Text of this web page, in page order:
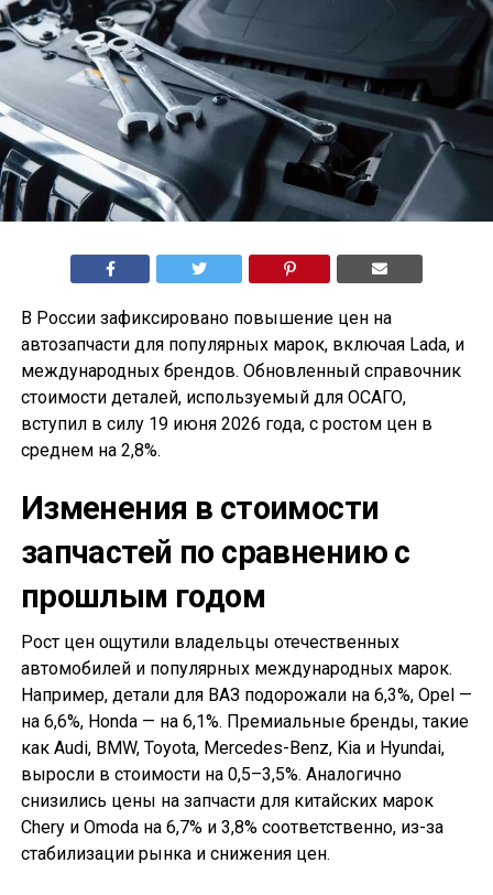
В России зафиксировано повышение цен на
автозапчасти для популярных марок, включая Lada, и
международных брендов. Обновленный справочник
стоимости деталей, используемый для ОСАГО,
вступил в силу 19 июня 2026 года, с ростом цен в
среднем на 2,8%.
Изменения в стоимости
запчастей по сравнению с
прошлым годом
Рост цен ощутили владельцы отечественных
автомобилей и популярных международных марок.
Например, детали для ВАЗ подорожали на 6,3%, Opel —
на 6,6%, Honda — на 6,1%. Премиальные бренды, такие
как Audi, BMW, Toyota, Mercedes-Benz, Kia и Hyundai,
выросли в стоимости на 0,5–3,5%. Аналогично
снизились цены на запчасти для китайских марок
Chery и Omoda на 6,7% и 3,8% соответственно, из-за
стабилизации рынка и снижения цен.